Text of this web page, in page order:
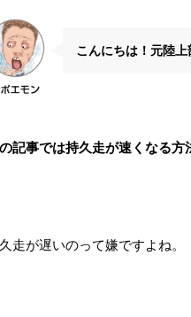
こんにちは！元陸上
記事では持久走が速くなる方
走が遅いのって嫌ですよね。